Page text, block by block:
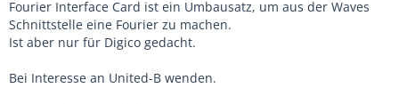
Fourier Interface Card ist ein Umbausatz, um aus der Waves
Schnittstelle eine Fourier zu machen.
Ist aber nur für Digico gedacht.
Bei Interesse an United-B wenden.